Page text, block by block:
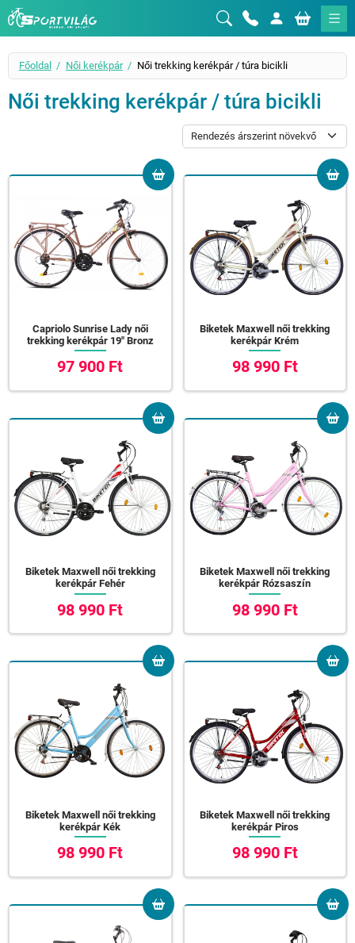
Sportvilág
Főoldal Női kerékpár Női trekking kerékpár / túra bicikli
Női trekking kerékpár / túra bicikli
Capriolo Sunrise Lady női
trekking kerékpár 19" Bronz
97 900 Ft
Biketek Maxwell női trekking
kerékpár Krém
98 990 Ft
Biketek Maxwell női trekking
kerékpár Fehér
98 990 Ft
Biketek Maxwell női trekking
kerékpár Rózsaszín
98 990 Ft
Biketek Maxwell női trekking
kerékpár Kék
98 990 Ft
Biketek Maxwell női trekking
kerékpár Piros
98 990 Ft